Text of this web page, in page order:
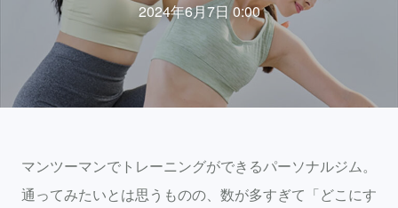
2024年6月7日 0:00
マンツーマンでトレーニングができるパーソナルジム。
通ってみたいとは思うものの、数が多すぎて「どこにす